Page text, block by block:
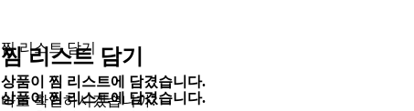
찜 리스트 담기
상품이 찜 리스트에 담겼습니다.
바로 확인하시겠습니까?
찜 리스트 담기
상품이 찜 리스트에 담겼습니다.